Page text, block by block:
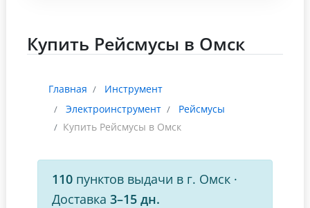
Купить Рейсмусы в Омск
Главная
Инструмент
Электроинструмент
Рейсмусы
Купить Рейсмусы в Омск
110 пунктов выдачи в г. Омск ·
Доставка 3–15 дн.